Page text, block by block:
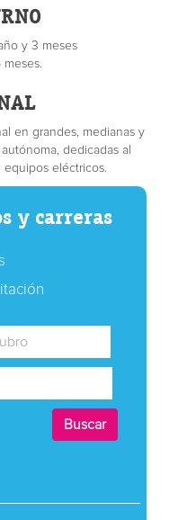
y 3 meses
en grandes, medianas y
dedicadas al
eléctricos.
y carreras